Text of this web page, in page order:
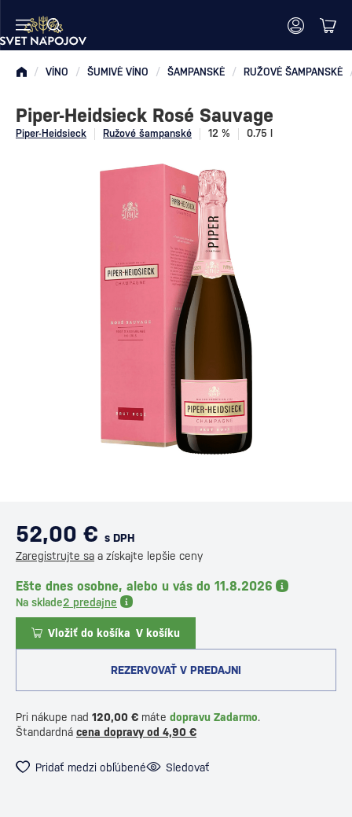
/ VÍNO / ŠUMIVÉ VÍNO / ŠAMPANSKÉ / RUŽOVÉ ŠAMPANSKÉ
Piper-Heidsieck Ružové šampanské 12 % 0.75 l
Piper-Heidsieck Rosé Sauvage
52,00 € s DPH
Zaregistrujte sa a získajte lepšie ceny
Ešte dnes osobne, alebo u vás do 11.8.2026
Na sklade2 predajne
Vložiť do košíka V košíku
REZERVOVAŤ V PREDAJNI
Pri nákupe nad 120,00 € máte dopravu Zadarmo.
Štandardná cena dopravy od 4,90 €
Pridať medzi obľúbené Sledovať